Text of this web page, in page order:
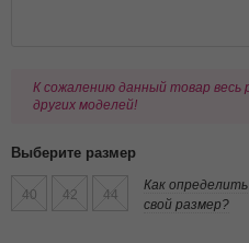
К сожалению данный товар весь
других моделей!
Выберите размер
40 42 44
Как определить
свой размер?